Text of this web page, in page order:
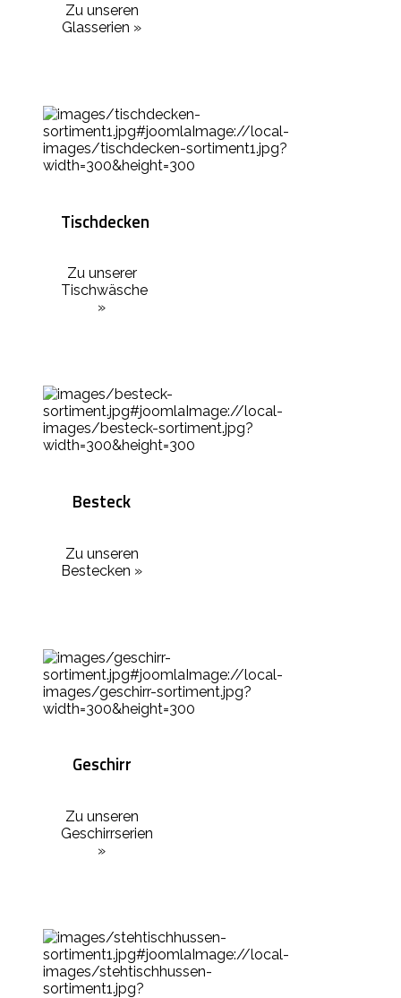
Zu unseren
Glasserien »
Tischdecken
Zu unserer
Tischwäsche
»
Besteck
Zu unseren
Bestecken »
Geschirr
Zu unseren
Geschirrserien
»